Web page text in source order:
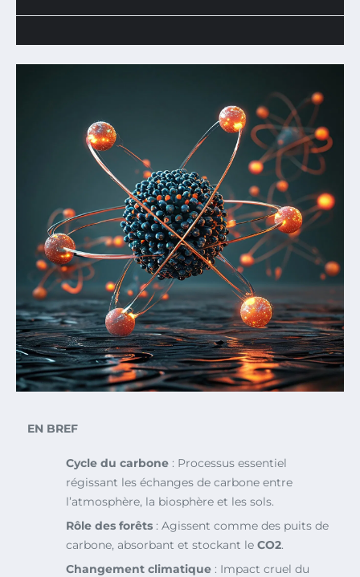
EN BREF
Cycle du carbone : Processus essentiel
régissant les échanges de carbone entre
l’atmosphère, la biosphère et les sols.
Rôle des forêts : Agissent comme des puits de
carbone, absorbant et stockant le CO2.
Changement climatique : Impact cruel du